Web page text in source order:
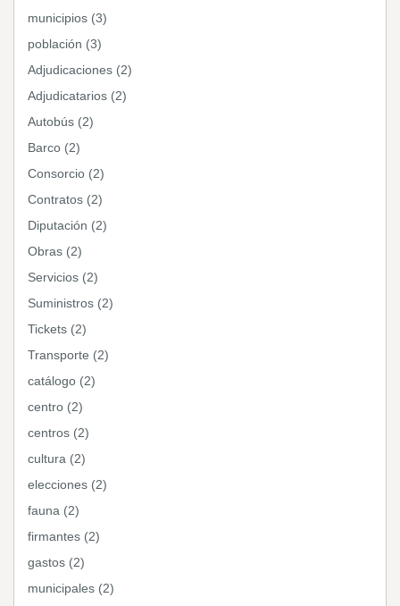
municipios (3)
población (3)
Adjudicaciones (2)
Adjudicatarios (2)
Autobús (2)
Barco (2)
Consorcio (2)
Contratos (2)
Diputación (2)
Obras (2)
Servicios (2)
Suministros (2)
Tickets (2)
Transporte (2)
catálogo (2)
centro (2)
centros (2)
cultura (2)
elecciones (2)
fauna (2)
firmantes (2)
gastos (2)
municipales (2)